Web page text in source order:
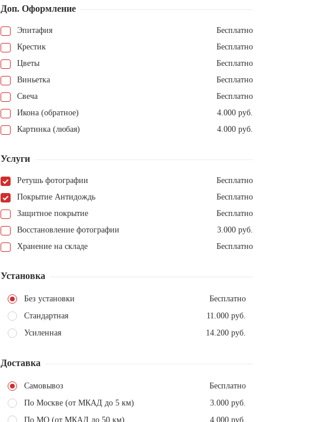
Доп. Оформление
Эпитафия
Бесплатно
Крестик
Бесплатно
Цветы
Бесплатно
Виньетка
Бесплатно
Свеча
Бесплатно
Икона (обратное)
4.000 руб.
Картинка (любая)
4.000 руб.
Услуги
Ретушь фотографии
Бесплатно
Покрытие Антидождь
Бесплатно
Защитное покрытие
Бесплатно
Восстановление фотографии
3.000 руб.
Хранение на складе
Бесплатно
Установка
Без установки
Бесплатно
Стандартная
11.000 руб.
Усиленная
14.200 руб.
Доставка
Самовывоз
Бесплатно
По Москве (от МКАД до 5 км)
3.000 руб.
По МО (от МКАД до 50 км)
4.000 руб.